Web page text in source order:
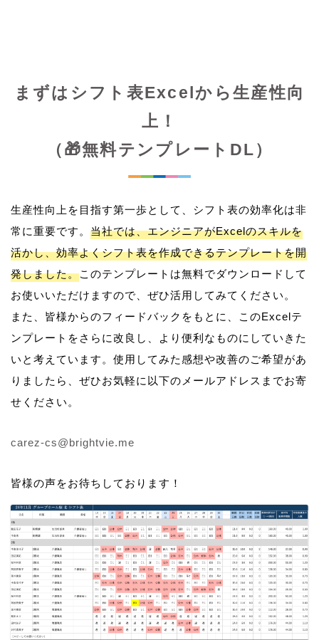
まずはシフト表Excelから生産性向
上！
（🎁無料テンプレートDL）
生産性向上を目指す第一歩として、シフト表の効率化は非
常に重要です。 当社では、エンジニアがExcelのスキルを
活かし、効率よくシフト表を作成できるテンプレートを開
発しました。このテンプレートは無料でダウンロードして
お使いいただけますので、ぜひ活用してみてください。
また、皆様からのフィードバックをもとに、このExcelテ
ンプレートをさらに改良し、より便利なものにしていきた
いと考えています。使用してみた感想や改善のご希望があ
りましたら、ぜひお気軽に以下のメールアドレスまでお寄
せください。
carez-cs@brightvie.me
皆様の声をお待ちしております！